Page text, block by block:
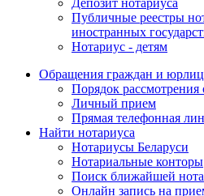
Депозит нотариуса
Публичные реестры
иностранных
Нотариус - детям
Обращения граждан и юрлиц
Порядок
Личный прием
Прямая телефонная
Найти нотариуса
Нотариусы Беларуси
Нотариальные конторы
Поиск ближайшей
Онлайн запись на